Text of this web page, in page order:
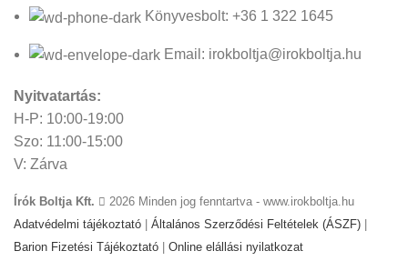
Könyvesbolt: +36 1 322 1645
Email: irokboltja@irokboltja.hu
Nyitvatartás:
H-P: 10:00-19:00
Szo: 11:00-15:00
V: Zárva
Írók Boltja Kft.
2026 Minden jog fenntartva - www.irokboltja.hu
Adatvédelmi tájékoztató
Általános Szerződési Feltételek (ÁSZF)
Barion Fizetési Tájékoztató
Online elállási nyilatkozat